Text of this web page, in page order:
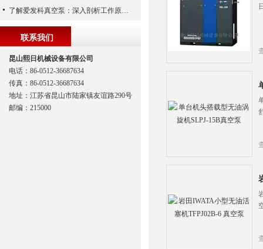
了解爱发科真空泵：深入剖析工作原理与特点
联系我们
昆山熙日机械设备有限公司
电话：86-0512-36687634
传真：86-0512-36687634
地址：江苏省昆山市陆家镇友谊路290号
邮编：215000